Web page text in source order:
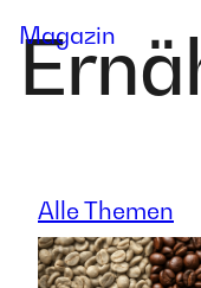
content
Magazin
Alle Themen